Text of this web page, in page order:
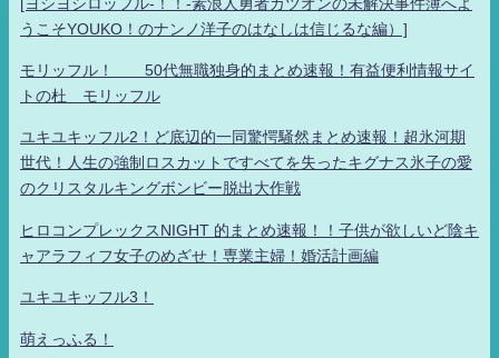
うこそYOUKO！のナンノ洋子のはなしは信じるな編）]
モリッフル！ 50代無職独身的まとめ速報！有益便利情報サイ
トの杜 モリッフル
ユキユキッフル2！ど底辺的一同驚愕騒然まとめ速報！超氷河期
世代！人生の強制ロスカットですべてを失ったキグナス氷子の愛
のクリスタルキングボンビー脱出大作戦
ヒロコンプレックスNIGHT 的まとめ速報！！子供が欲しいど陰キ
ャアラフィフ女子のめざせ！専業主婦！婚活計画編
ユキユキッフル3！
萌えっふる！